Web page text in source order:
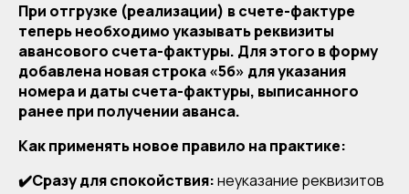
При отгрузке (реализации) в счете-фактуре
теперь необходимо указывать реквизиты
авансового счета-фактуры. Для этого в форму
добавлена новая строка «5б» для указания
номера и даты счета-фактуры, выписанного
ранее при получении аванса.
Как применять новое правило на практике:
✔️Сразу для спокойствия:неуказание реквизитов